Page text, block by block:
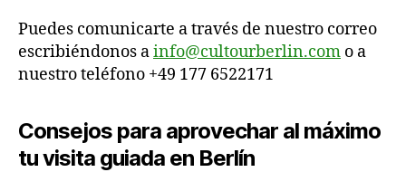
Puedes comunicarte a través de nuestro correo
escribiéndonos ainfo@cultourberlin.com o a
nuestro teléfono +49 177 6522171
Consejos para aprovechar al máximo
tu visita guiada en Berlín